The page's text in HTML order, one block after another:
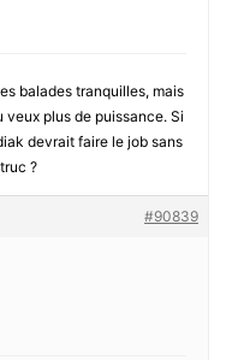
balades tranquilles, mais
plus de puissance. Si
devrait faire le job sans
?
#90839